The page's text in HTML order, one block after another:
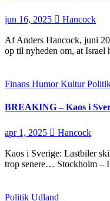
jun 16, 2025 Hancock
Af Anders Hancock, juni
op til nyheden om, at
Finans HumorKultur
BREAKING – Kaos i
apr 1, 2025 Hancock
Kaos i Sverige: Lastbiler
trop senere… Stockholm –
Politik Udland